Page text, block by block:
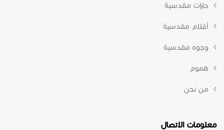
حارات مقدسية
أقلام مقدسية
وجوه مقدسية
هموم
من نحن
معلومات الاتصال